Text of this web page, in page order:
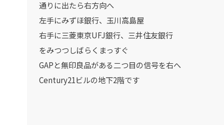
通りに出たら右方向へ
左手にみずほ銀行、玉川高島屋
右手に三菱東京UFJ銀行、三井住友銀行
をみつつしばらくまっすぐ
GAPと無印良品がある二つ目の信号を右へ
Century21ビルの地下2階です